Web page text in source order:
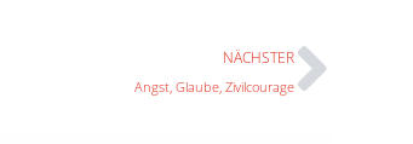
NÄCHSTER
Angst, Glaube, Zivilcourage